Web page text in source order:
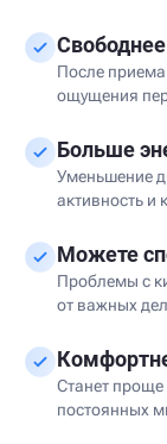
После приема
ощущения
Больше
Уменьшение
активность и
Можете
Проблемы с
от важных
Станет проще
постоянных